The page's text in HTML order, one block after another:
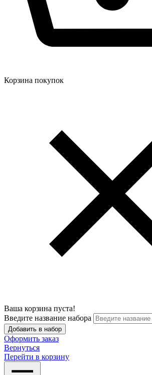
Корзина покупок
Ваша корзина пуста!
Введите название набора
Добавить в набор
Оформить заказ
Вернуться
Перейти в корзину